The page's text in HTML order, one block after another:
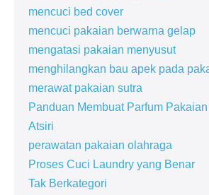
mencuci bed cover
mencuci pakaian berwarna gelap
mengatasi pakaian menyusut
menghilangkan bau apek pada
merawat pakaian sutra
Panduan Membuat Parfum
Atsiri
perawatan pakaian olahraga
Proses Cuci Laundry yang Benar
Tak Berkategori